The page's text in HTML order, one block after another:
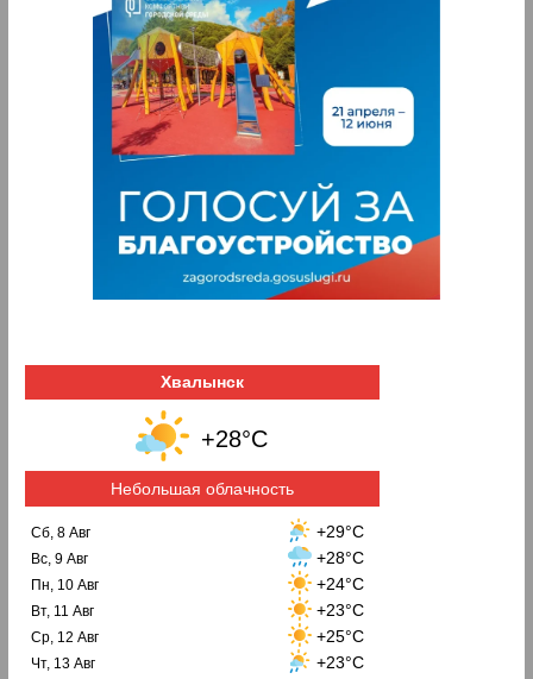
Хвалынск
+28°C
Небольшая облачность
Сб, 8 Авг +29°C
Вс, 9 Авг +28°C
Пн, 10 Авг +24°C
Вт, 11 Авг +23°C
Ср, 12 Авг +25°C
Чт, 13 Авг +23°C